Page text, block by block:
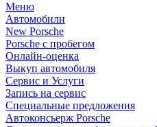
Меню
Автомобили
New Porsche
Porsche с пробегом
Онлайн-оценка
Выкуп автомобиля
Сервис и Услуги
Запись на сервис
Специальные предложения
Автоконсьерж Porsche